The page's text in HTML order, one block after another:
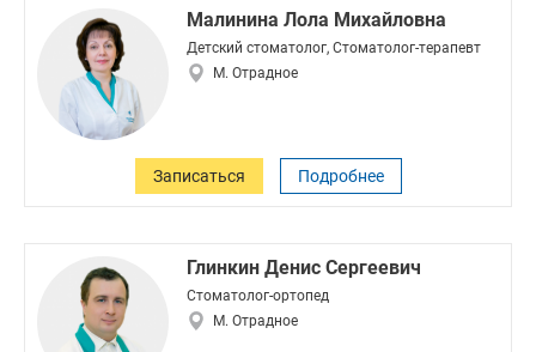
Малинина Лола Михайловна
Детский стоматолог, Стоматолог-терапевт
М. Отрадное
Записаться Подробнее
Глинкин Денис Сергеевич
Стоматолог-ортопед
М. Отрадное